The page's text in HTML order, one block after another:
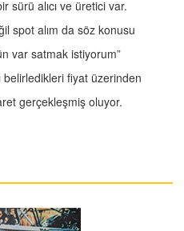
sürü alıcı ve üretici var.
spot alım da söz konusu
var satmak istiyorum”
belirledikleri fiyat üzerinden
gerçekleşmiş oluyor.